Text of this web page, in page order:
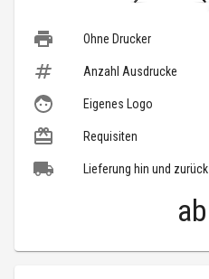
Ohne Drucker
Anzahl Ausdrucke
Eigenes Logo
Requisiten
Lieferung hin und zurück
ab